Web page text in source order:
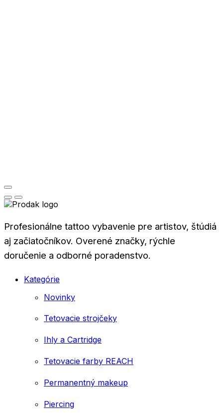
Profesionálne tattoo vybavenie pre artistov, štúdiá
aj začiatočníkov. Overené značky, rýchle
doručenie a odborné poradenstvo.
Kategórie
Novinky
Tetovacie strojčeky
Ihly a Cartridge
Tetovacie farby REACH
Permanentný makeup
Piercing